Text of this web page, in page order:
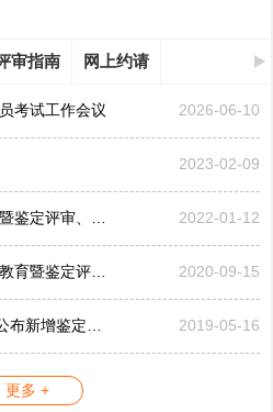
审指南 网上约请
考试工作会议 2026-06-10
2023-02-09
协会召开2021年评审纪律教育暨鉴定评审、考评工作会议 2022-01-12
协会举办2020年鉴定评审纪律教育暨鉴定评审工作会议 2020-09-15
广东省特种设备行业协会关于公布新增鉴定评审员的公告... 2019-05-16
更多 +